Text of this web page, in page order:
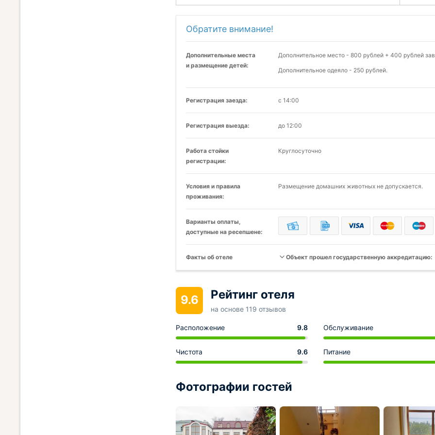
Обратите внимание!
Дополнительные места
и размещение детей:
Дополнительное место - 800 рублей + 400 рублей
Дополнительное одеяло - 250 рублей.
Регистрация заезда: с 14:00
Регистрация выезда: до 12:00
Работа стойки
регистрации:
Круглосуточно
Условия и правила
проживания:
Размещение домашних животных не допускается.
Варианты оплаты,
доступные на ресепшене:
Факты об отеле Объект прошел государственную аккредитацию:
9.6 Рейтинг отеля
на основе 119 отзывов
Расположение 9.8 Обслуживание
Чистота 9.6 Питание
Фотографии гостей